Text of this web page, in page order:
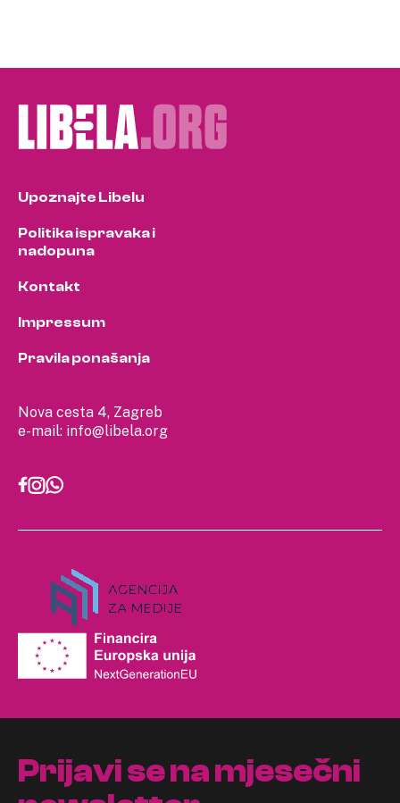
Nova cesta 4, Zagreb
e-mail: info@libela.org
Upoznajte Libelu
Politika ispravaka i
nadopuna
Kontakt
Impressum
Pravila ponašanja
Prijavi se na mjesečni